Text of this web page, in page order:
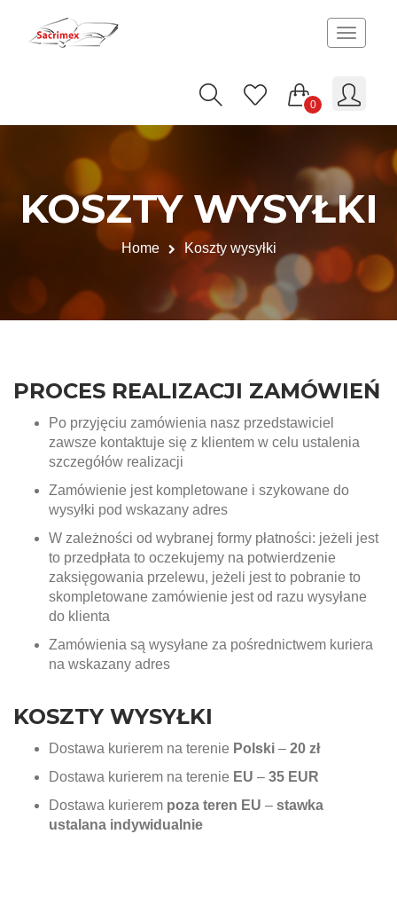
Toggle
0
KOSZTY WYSYŁKI
Home Koszty wysyłki
PROCES REALIZACJI ZAMÓWIEŃ
Po przyjęciu zamówienia nasz przedstawiciel
zawsze kontaktuje się z klientem w celu ustalenia
szczegółów realizacji
Zamówienie jest kompletowane i szykowane do
wysyłki pod wskazany adres
W zależności od wybranej formy płatności: jeżeli jest
to przedpłata to oczekujemy na potwierdzenie
zaksięgowania przelewu, jeżeli jest to pobranie to
skompletowane zamówienie jest od razu wysyłane
do klienta
Zamówienia są wysyłane za pośrednictwem kuriera
na wskazany adres
KOSZTY WYSYŁKI
Dostawa kurierem na terenie Polski – 20 zł
Dostawa kurierem na terenie EU – 35 EUR
Dostawa kurierem poza teren EU – stawka
ustalana indywidualnie